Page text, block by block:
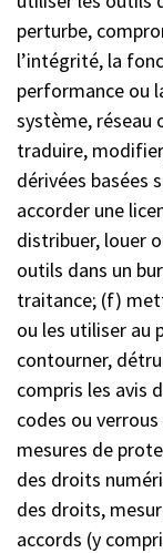
perturbe,
l’intégrité, la
performance ou
système, réseau
traduire,
dérivées basées
accorder une
distribuer, louer
outils dans un
traitance; (f)
ou les utiliser au
contourner,
compris les avis
codes ou
mesures de
des droits
des droits,
accords (y